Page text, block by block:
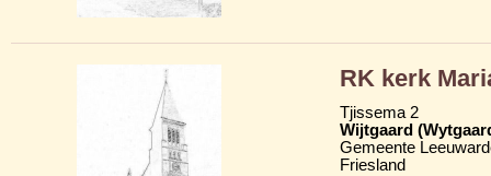
RK kerk
Tjissema 2
Wijtgaard
Gemeente
Friesland